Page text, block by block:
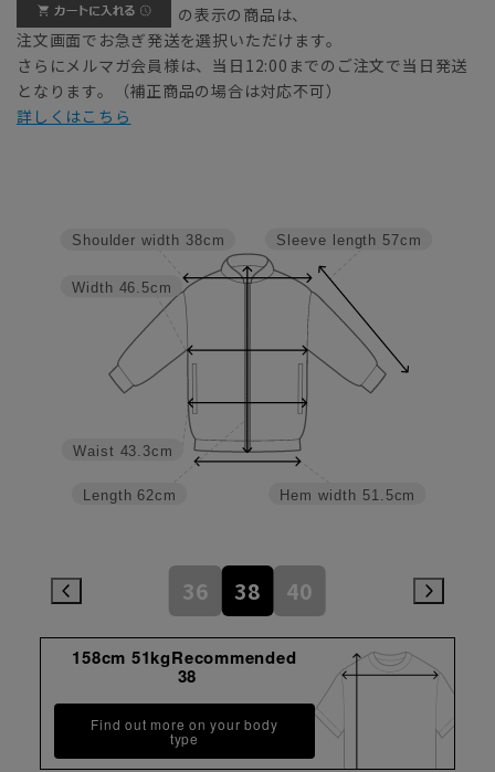
の表示の商品は、
注文画面でお急ぎ発送を選択いただけます。
さらにメルマガ会員様は、当日12:00までのご注文で当日発送
となります。（補正商品の場合は対応不可）
詳しくはこちら
Hem width 51.5cm
Sleeve length 57cm
Length 62cm
Waist 43.3cm
Width 46.5cm
Shoulder width 38cm
36 38 40
158cm 51kgRecommended
38
Find out more on your body
type